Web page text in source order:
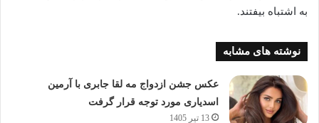
به اشتباه بیفتند.
نوشته های مشابه
عکس جشن ازدواج مه لقا جابری با آرمین
اسدیاری مورد توجه قرار گرفت
13 تیر 1405